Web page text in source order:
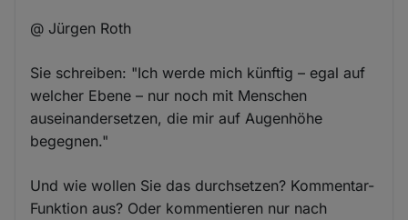
@ Jürgen Roth
Sie schreiben: "Ich werde mich künftig – egal auf
welcher Ebene – nur noch mit Menschen
auseinandersetzen, die mir auf Augenhöhe
begegnen."
Und wie wollen Sie das durchsetzen? Kommentar-
Funktion aus? Oder kommentieren nur nach